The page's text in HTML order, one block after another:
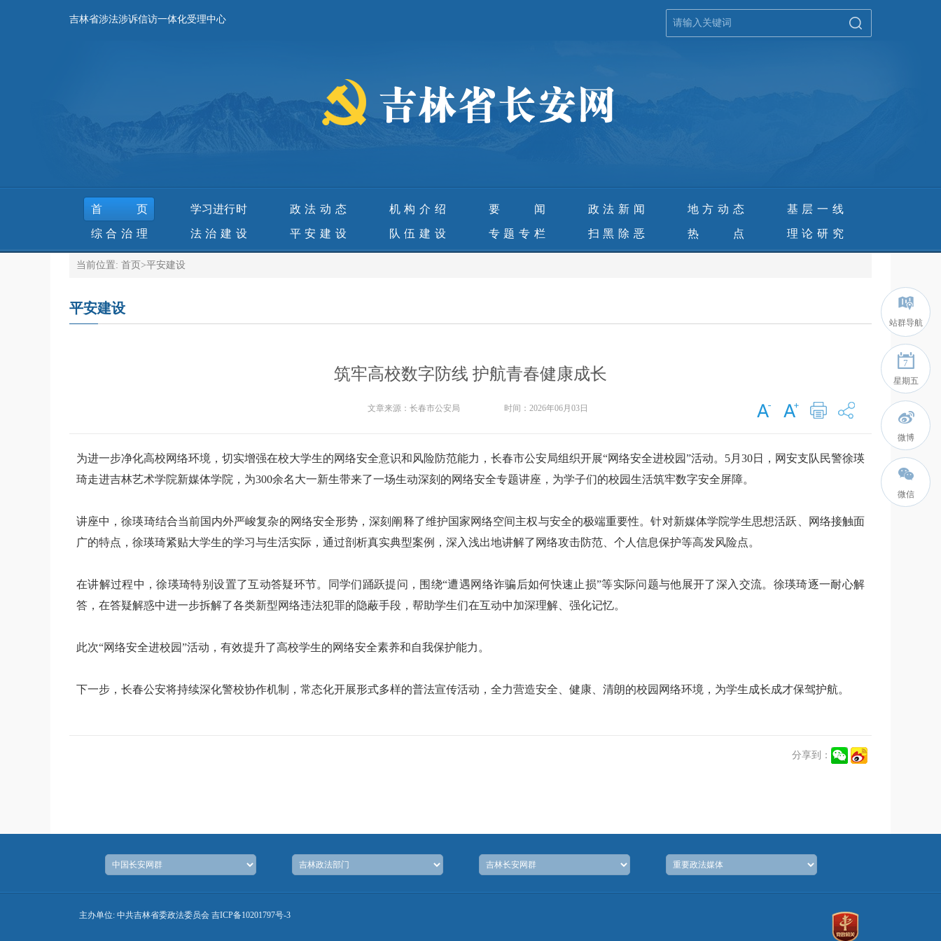
吉林省涉法涉诉信访一体化受理中心
首页 学习进行时 政法动态 机构介绍 要 闻 政法新闻 地方动态 基层一线
综合治理 法治建设 平安建设 队伍建设 专题专栏 扫黑除恶 热 点 理论研究
当前位置: 首页 >平安建设
平安建设
筑牢高校数字防线 护航青春健康成长
文章来源： 长春市公安局 时间： 2026年06月03日
为进一步净化高校网络环境，切实增强在校大学生的网络安全意识和风险防范能力，长春市公安局组织开展“网络安全进校园”活动。5月30日，网安支队民警徐瑛
琦走进吉林艺术学院新媒体学院，为300余名大一新生带来了一场生动深刻的网络安全专题讲座，为学子们的校园生活筑牢数字安全屏障。
讲座中，徐瑛琦结合当前国内外严峻复杂的网络安全形势，深刻阐释了维护国家网络空间主权与安全的极端重要性。针对新媒体学院学生思想活跃、网络接触面
广的特点，徐瑛琦紧贴大学生的学习与生活实际，通过剖析真实典型案例，深入浅出地讲解了网络攻击防范、个人信息保护等高发风险点。
在讲解过程中，徐瑛琦特别设置了互动答疑环节。同学们踊跃提问，围绕“遭遇网络诈骗后如何快速止损”等实际问题与他展开了深入交流。徐瑛琦逐一耐心解
答，在答疑解惑中进一步拆解了各类新型网络违法犯罪的隐蔽手段，帮助学生们在互动中加深理解、强化记忆。
此次“网络安全进校园”活动，有效提升了高校学生的网络安全素养和自我保护能力。
下一步，长春公安将持续深化警校协作机制，常态化开展形式多样的普法宣传活动，全力营造安全、健康、清朗的校园网络环境，为学生成长成才保驾护航。
分享到：
主办单位: 中共吉林省委政法委员会 吉ICP备10201797号-3
站群导航
7
星期五
微博
微信